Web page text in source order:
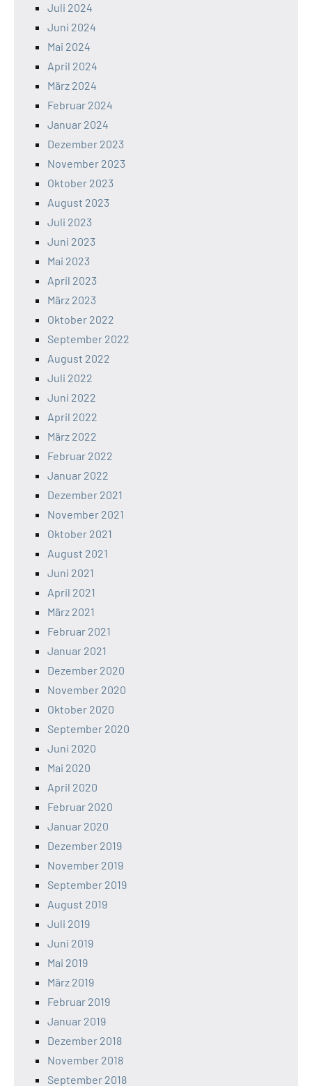
Juli 2024
Juni 2024
Mai 2024
April 2024
März 2024
Februar 2024
Januar 2024
Dezember 2023
November 2023
Oktober 2023
August 2023
Juli 2023
Juni 2023
Mai 2023
April 2023
März 2023
Oktober 2022
September 2022
August 2022
Juli 2022
Juni 2022
April 2022
März 2022
Februar 2022
Januar 2022
Dezember 2021
November 2021
Oktober 2021
August 2021
Juni 2021
April 2021
März 2021
Februar 2021
Januar 2021
Dezember 2020
November 2020
Oktober 2020
September 2020
Juni 2020
Mai 2020
April 2020
Februar 2020
Januar 2020
Dezember 2019
November 2019
September 2019
August 2019
Juli 2019
Juni 2019
Mai 2019
März 2019
Februar 2019
Januar 2019
Dezember 2018
November 2018
September 2018